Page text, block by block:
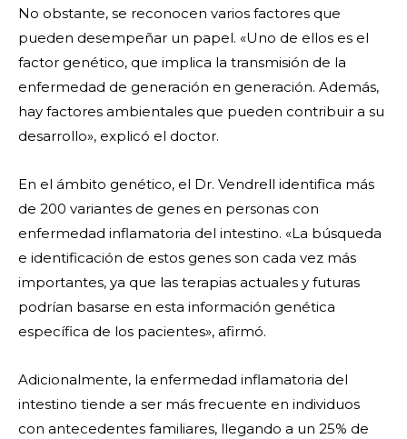
No obstante, se reconocen varios factores que
pueden desempeñar un papel. «Uno de ellos es el
factor genético, que implica la transmisión de la
enfermedad de generación en generación. Además,
hay factores ambientales que pueden contribuir a su
desarrollo», explicó el doctor.
En el ámbito genético, el Dr. Vendrell identifica más
de 200 variantes de genes en personas con
enfermedad inflamatoria del intestino. «La búsqueda
e identificación de estos genes son cada vez más
importantes, ya que las terapias actuales y futuras
podrían basarse en esta información genética
específica de los pacientes», afirmó.
Adicionalmente, la enfermedad inflamatoria del
intestino tiende a ser más frecuente en individuos
con antecedentes familiares, llegando a un 25% de